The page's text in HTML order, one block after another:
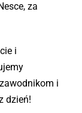
za
i
i
dzień!